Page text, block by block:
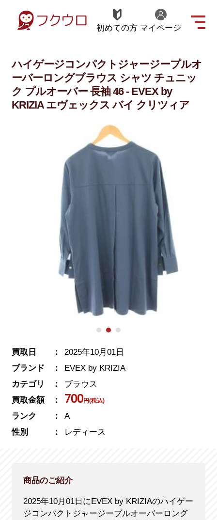
初めての方 マイページ
ハイゲージコンパクトジャージープルオ
ーバーロングブラウス シャツ チュニッ
ク プルオーバー 長袖 46 - EVEX by
KRIZIA エヴェックス バイ クリツィア
買取日
2025年10月01日
ブランド
EVEX by KRIZIA
カテゴリ
ブラウス
買取金額
700円(税込)
ランク
A
性別
レディース
商品のご紹介
2025年10月01日にEVEX by KRIZIAのハイゲー
ジコンパクトジャージープルオーバーロング